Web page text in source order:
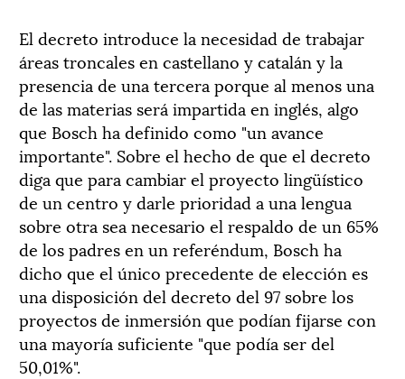
El decreto introduce la necesidad de trabajar
áreas troncales en castellano y catalán y la
presencia de una tercera porque al menos una
de las materias será impartida en inglés, algo
que Bosch ha definido como "un avance
importante". Sobre el hecho de que el decreto
diga que para cambiar el proyecto lingüístico
de un centro y darle prioridad a una lengua
sobre otra sea necesario el respaldo de un 65%
de los padres en un referéndum, Bosch ha
dicho que el único precedente de elección es
una disposición del decreto del 97 sobre los
proyectos de inmersión que podían fijarse con
una mayoría suficiente "que podía ser del
50,01%".